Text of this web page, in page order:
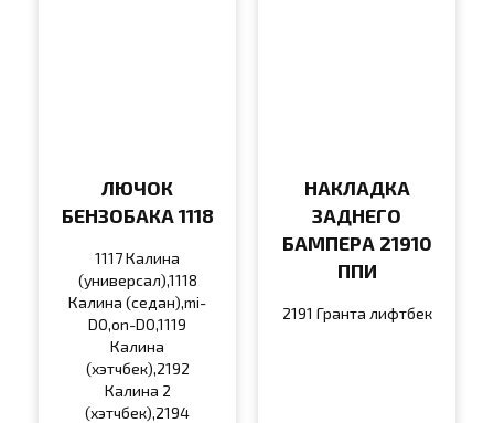
ЛЮЧОК
БЕНЗОБАКА 1118
1117 Калина
(универсал),1118
Калина (седан),mi-
DO,on-DO,1119
Калина
(хэтчбек),2192
Калина 2
(хэтчбек),2194
НАКЛАДКА
ЗАДНЕГО
БАМПЕРА 21910
ППИ
2191 Гранта лифтбек